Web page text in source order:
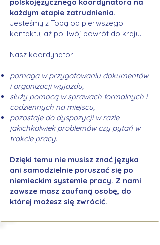
polskojęzycznego koordynatora na
każdym etapie zatrudnienia.
Jesteśmy z Tobą od pierwszego
kontaktu, aż po Twój powrót do kraju.
Nasz koordynator:
pomaga w przygotowaniu dokumentów
i organizacji wyjazdu,
służy pomocą w sprawach formalnych i
codziennych na miejscu,
pozostaje do dyspozycji w razie
jakichkolwiek problemów czy pytań w
trakcie pracy.
Dzięki temu nie musisz znać języka
ani samodzielnie poruszać się po
niemieckim systemie pracy. Z nami
zawsze masz zaufaną osobę, do
której możesz się zwrócić.